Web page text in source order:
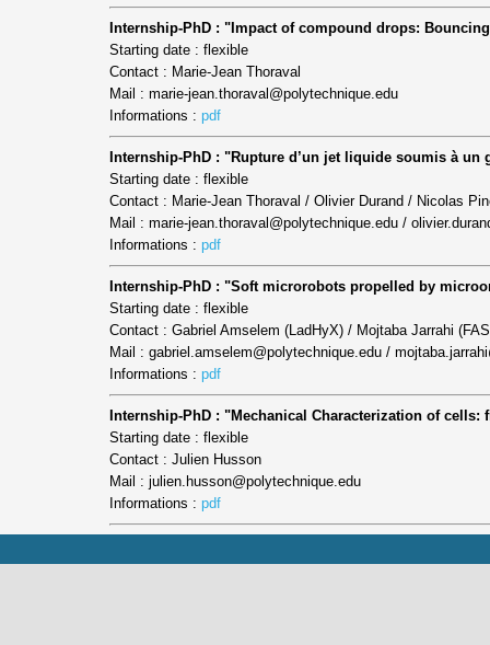
Internship-PhD : "Impact of compound drops:
Starting date : flexible
Contact : Marie-Jean Thoraval
Mail : marie-jean.thoraval@polytechnique.edu
Informations : pdf
Internship-PhD : "Rupture d’un jet liquide soumis à
Starting date : flexible
Contact : Marie-Jean Thoraval / Olivier Durand / Nicolas
Mail : marie-jean.thoraval@polytechnique.edu /
Informations : pdf
Internship-PhD : "Soft microrobots propelled by
Starting date : flexible
Contact : Gabriel Amselem (LadHyX) / Mojtaba Jarrahi
Mail : gabriel.amselem@polytechnique.edu /
Informations : pdf
Internship-PhD : "Mechanical Characterization of
Starting date : flexible
Contact : Julien Husson
Mail : julien.husson@polytechnique.edu
Informations : pdf